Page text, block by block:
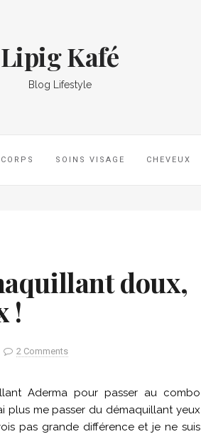
Lipig Kafé
Blog Lifestyle
SOINS VISAGE CHEVEUX
doux,
!
2 Comments
Aderma pour passer au combo
plus me passer du démaquillant yeux
pas grande différence et je ne suis